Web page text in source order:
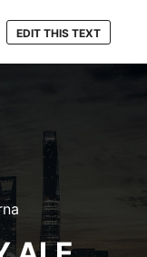
EDIT THIS TEXT